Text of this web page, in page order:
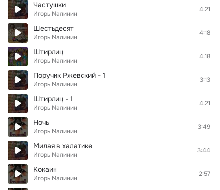
Частушки
Игорь Малинин
4:21
Шестьдесят
Игорь Малинин
4:18
Штирлиц
Игорь Малинин
4:18
Поручик Ржевский - 1
Игорь Малинин
3:13
Штирлиц - 1
Игорь Малинин
4:21
Ночь
Игорь Малинин
3:49
Милая в халатике
Игорь Малинин
3:44
Кокаин
Игорь Малинин
2:57